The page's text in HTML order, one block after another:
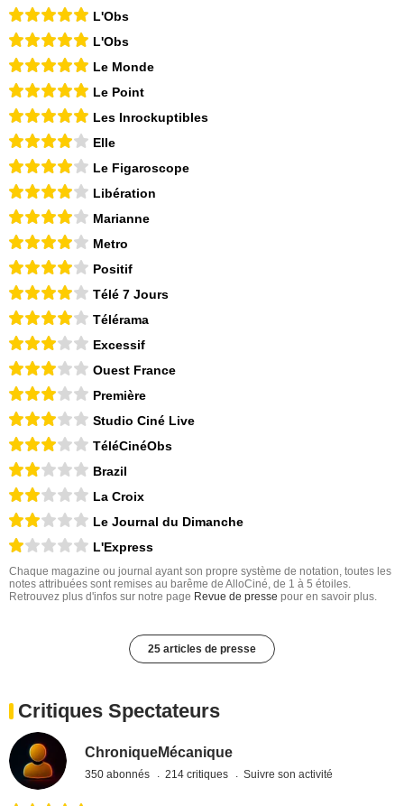
L'Obs
L'Obs
Le Monde
Le Point
Les Inrockuptibles
Elle
Le Figaroscope
Libération
Marianne
Metro
Positif
Télé 7 Jours
Télérama
Excessif
Ouest France
Première
Studio Ciné Live
TéléCinéObs
Brazil
La Croix
Le Journal du Dimanche
L'Express
Chaque magazine ou journal ayant son propre système de notation, toutes les
notes attribuées sont remises au barême de AlloCiné, de 1 à 5 étoiles.
Retrouvez plus d'infos sur notre page Revue de presse pour en savoir plus.
25 articles de presse
Critiques Spectateurs
ChroniqueMécanique
350 abonnés 214 critiques Suivre son activité